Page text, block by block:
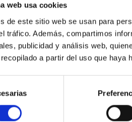
web usa cookies
de este sitio web se usan para
tráfico. Además, compartimos
publicidad y análisis web,
a partir del uso que haya
para
para
realidad, es
de